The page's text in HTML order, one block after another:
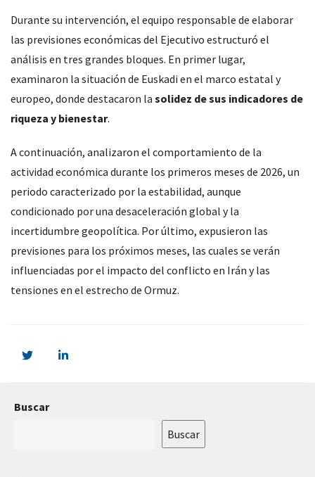
Durante su intervención, el equipo responsable de elaborar
las previsiones económicas del Ejecutivo estructuró el
análisis en tres grandes bloques. En primer lugar,
examinaron la situación de Euskadi en el marco estatal y
europeo, donde destacaron la solidez de sus indicadores de
riqueza y bienestar.
A continuación, analizaron el comportamiento de la
actividad económica durante los primeros meses de 2026, un
periodo caracterizado por la estabilidad, aunque
condicionado por una desaceleración global y la
incertidumbre geopolítica. Por último, expusieron las
previsiones para los próximos meses, las cuales se verán
influenciadas por el impacto del conflicto en Irán y las
tensiones en el estrecho de Ormuz.
Buscar
Buscar